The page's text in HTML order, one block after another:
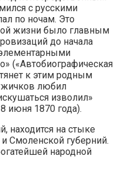
с русскими
по ночам. Это
жизни было главным
до начала
(«Автобиографическая
к этим родным
любил
изволил»
июня 1870 года).
находится на стыке
Смоленской губерний.
народной